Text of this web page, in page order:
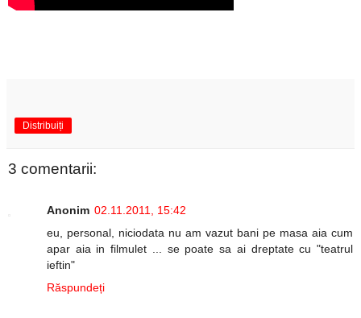
Distribuiți
3 comentarii:
Anonim 02.11.2011, 15:42
eu, personal, niciodata nu am vazut bani pe masa aia cum
apar aia in filmulet ... se poate sa ai dreptate cu "teatrul
ieftin"
Răspundeți